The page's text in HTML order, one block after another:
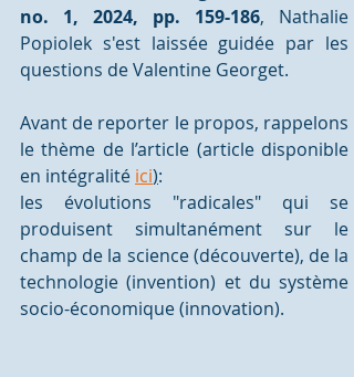
no. 1, 2024, pp. 159-186, Nathalie
Popiolek s'est laissée guidée par les
questions de Valentine Georget.
Avant de reporter le propos, rappelons
le thème de l’article (article disponible
en intégralité ici):
les évolutions "radicales" qui se
produisent simultanément sur le
champ de la science (découverte), de la
technologie (invention) et du système
socio-économique (innovation).